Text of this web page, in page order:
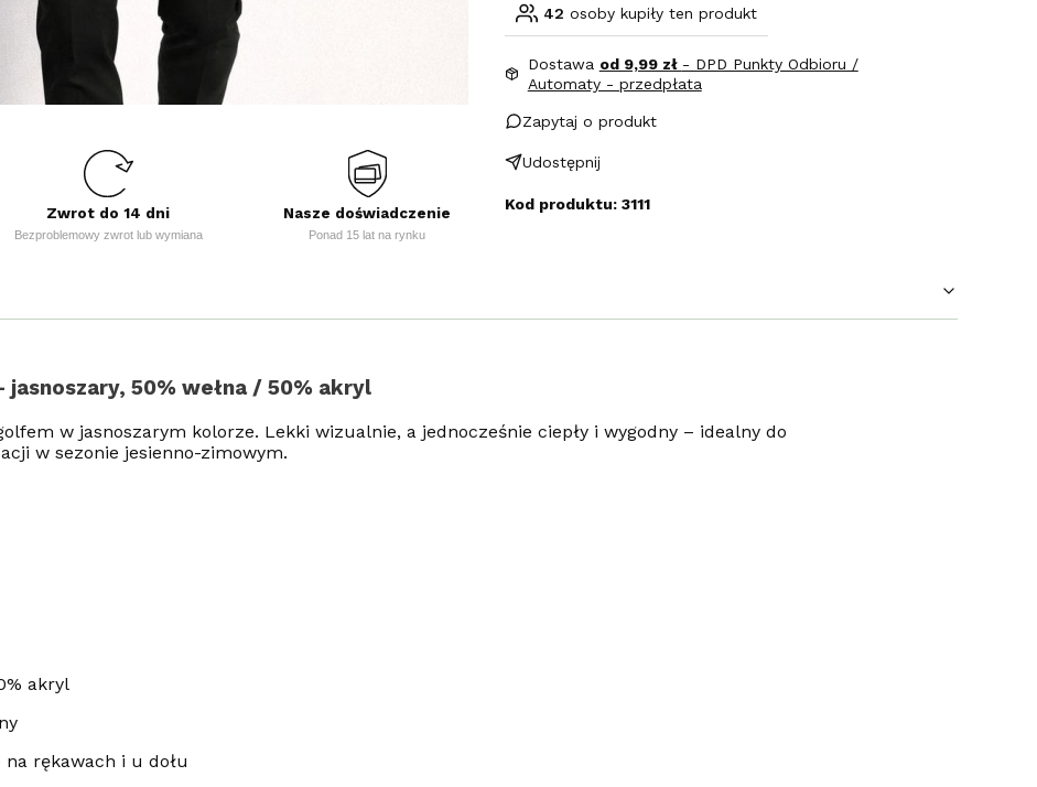
Zwrot do 14 dni
Bezproblemowy zwrot lub wymiana
Nasze doświadczenie
Ponad 15 lat na rynku
42 osoby kupiły ten produkt
Dostawa od 9,99 zł - DPD Punkty Odbioru /
Automaty - przedpłata
Zapytaj o produkt
Udostępnij
Kod produktu: 3111
50% wełna / 50% akryl
w jasnoszarym kolorze. Lekki wizualnie, a jednocześnie ciepły i wygodny – idealny do
w sezonie jesienno-zimowym.
akryl
na rękawach i u dołu